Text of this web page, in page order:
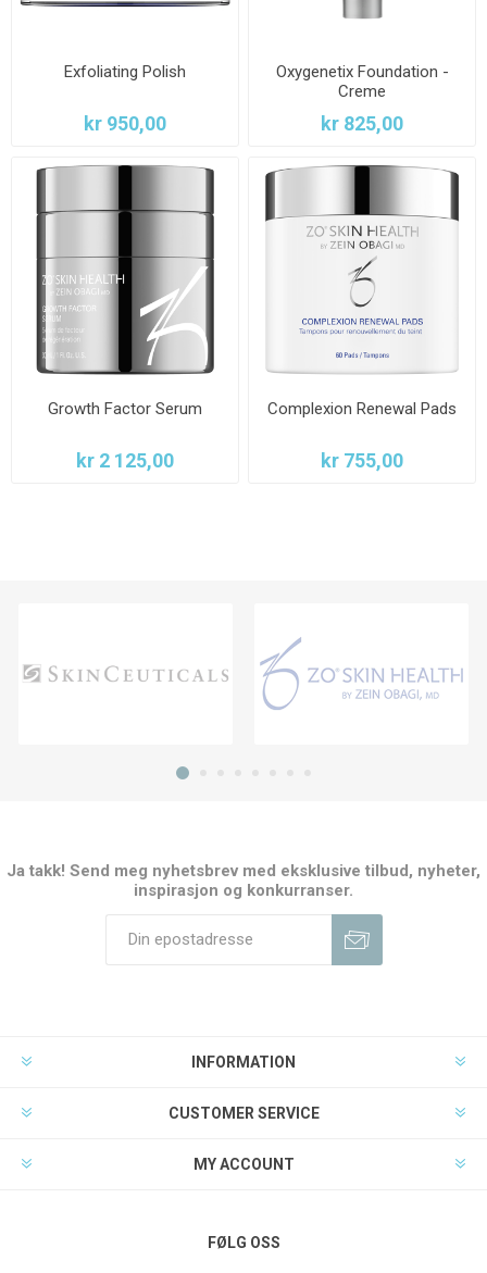
Exfoliating Polish
kr 950,00
Oxygenetix Foundation -
Creme
kr 825,00
Growth Factor Serum
kr 2 125,00
Complexion Renewal Pads
kr 755,00
Ja takk! Send meg nyhetsbrev med eksklusive tilbud, nyheter,
inspirasjon og konkurranser.
INFORMATION
CUSTOMER SERVICE
MY ACCOUNT
FØLG OSS